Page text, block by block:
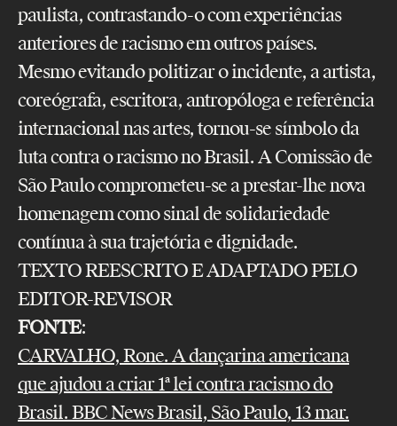
paulista, contrastando-o com experiências
anteriores de racismo em outros países.
Mesmo evitando politizar o incidente, a artista,
coreógrafa, escritora, antropóloga e referência
internacional nas artes, tornou-se símbolo da
luta contra o racismo no Brasil. A Comissão de
São Paulo comprometeu-se a prestar-lhe nova
homenagem como sinal de solidariedade
contínua à sua trajetória e dignidade.
TEXTO REESCRITO E ADAPTADO PELO
EDITOR-REVISOR
FONTE:
CARVALHO, Rone. A dançarina americana
que ajudou a criar 1ª lei contra racismo do
Brasil. BBC News Brasil, São Paulo, 13 mar.